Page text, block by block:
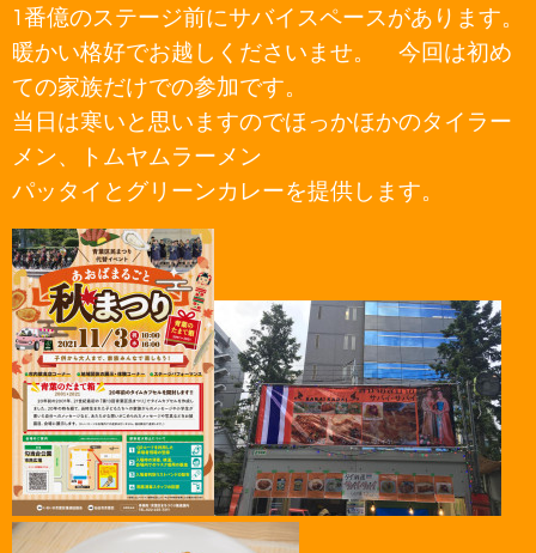
1番億のステージ前にサバイスペースがあります。
暖かい格好でお越しくださいませ。 今回は初め
ての家族だけでの参加です。
当日は寒いと思いますのでほっかほかのタイラー
メン、トムヤムラーメン
パッタイとグリーンカレーを提供します。